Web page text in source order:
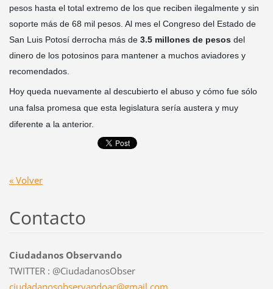
pesos hasta el total extremo de los que reciben ilegalmente y sin
soporte más de 68 mil pesos. Al mes el Congreso del Estado de
San Luis Potosí derrocha más de 3.5 millones de pesosdel
dinero de los potosinos para mantener a muchos aviadores y
recomendados.
Hoy queda nuevamente al descubierto el abuso y cómo fue sólo
una falsa promesa que esta legislatura sería austera y muy
diferente a la anterior.
« Volver
Contacto
Ciudadanos Observando
TWITTER : @CiudadanosObser
ciudadanosobservandoac@gmail.com